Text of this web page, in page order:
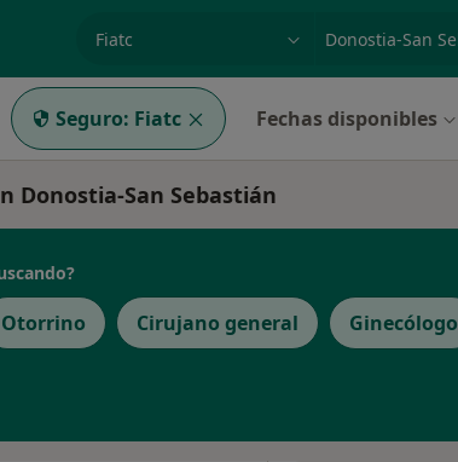
Seguro: Fiatc Fechas disponibles
Donostia-San Sebastián
Otorrino Cirujano general Ginecólogo